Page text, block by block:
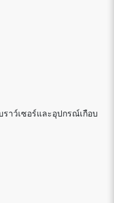
ราว์เซอร์และอุปกรณ์เกือบ